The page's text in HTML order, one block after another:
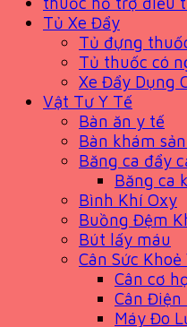
Tủ Xe Đẩy
Tủ đựng
Tủ thuốc có
Xe Đẩy Dụng
Vật Tư Y Tế
Bàn ăn y tế
Bàn khám
Băng ca đẩy
Băng ca
Bình Khí Oxy
Buồng Đệm
Bút lấy máu
Cân Sức
Cân cơ
Cân Điện
Máy Đo